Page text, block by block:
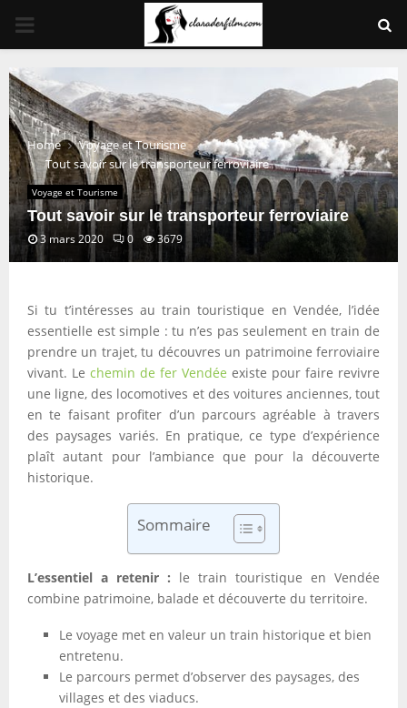
PRIMARY
MENU
Home
Voyage et Tourisme
Tout savoir sur le transporteur ferroviaire
Voyage et Tourisme
Tout savoir sur le transporteur ferroviaire
3 mars 2020 0 3679
Si tu t’intéresses au train touristique en Vendée, l’idée
essentielle est simple : tu n’es pas seulement en train de
prendre un trajet, tu découvres un patrimoine ferroviaire
vivant. Le chemin de fer Vendée existe pour faire revivre
une ligne, des locomotives et des voitures anciennes, tout
en te faisant profiter d’un parcours agréable à travers
des paysages variés. En pratique, ce type d’expérience
plaît autant pour l’ambiance que pour la découverte
historique.
Sommaire
L’essentiel a retenir : le train touristique en Vendée
combine patrimoine, balade et découverte du territoire.
Le voyage met en valeur un train historique et bien
entretenu.
Le parcours permet d’observer des paysages, des
villages et des viaducs.